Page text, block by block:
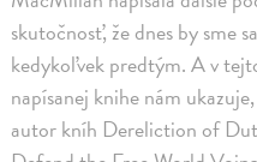
skutočnosť, že dnes by sme
kedykoľvek predtým. A v
napísanej knihe nám
autor kníh Dereliction of